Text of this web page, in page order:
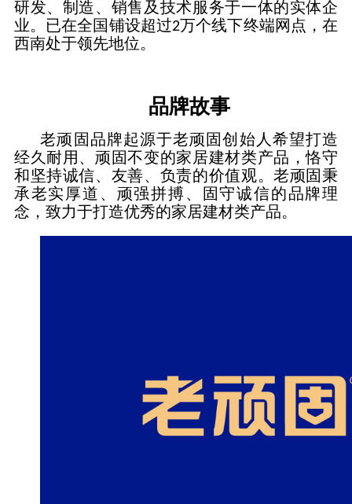
研发、制造、销售及技术服务于一体的实体企
业。已在全国铺设超过2万个线下终端网点，在
西南处于领先地位。
品牌故事
老顽固品牌起源于老顽固创始人希望打造
经久耐用、顽固不变的家居建材类产品，恪守
和坚持诚信、友善、负责的价值观。老顽固秉
承老实厚道、顽强拼搏、固守诚信的品牌理
念，致力于打造优秀的家居建材类产品。